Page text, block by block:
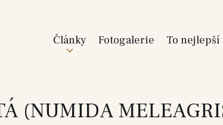
Články Fotogalerie To nejlepší
(NUMIDA